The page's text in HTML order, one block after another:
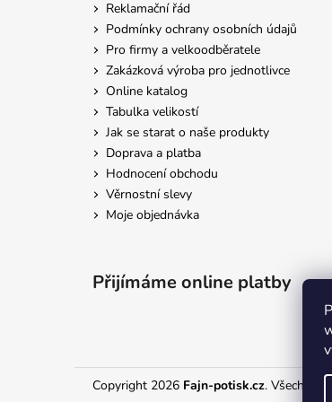
Reklamační řád
Podmínky ochrany osobních údajů
Pro firmy a velkoodběratele
Zakázková výroba pro jednotlivce
Online katalog
Tabulka velikostí
Jak se starat o naše produkty
Doprava a platba
Hodnocení obchodu
Věrnostní slevy
Moje objednávka
Přijímáme online platby
Copyright 2026 Fajn-potisk.cz. Všechna